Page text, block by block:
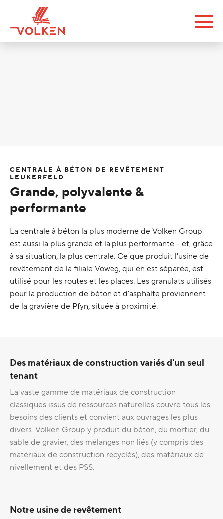
CENTRALE À BÉTON DE REVÊTEMENT
LEUKERFELD
Grande, polyvalente &
performante
La centrale à béton la plus moderne de Volken Group
est aussi la plus grande et la plus performante - et, grâce
à sa situation, la plus centrale. Ce que produit l'usine de
revêtement de la filiale Voweg, qui en est séparée, est
utilisé pour les routes et les places. Les granulats utilisés
pour la production de béton et d'asphalte proviennent
de la gravière de Pfyn, située à proximité.
Des matériaux de construction variés d'un seul
tenant
La vaste gamme de matériaux de construction
classiques issus de ressources naturelles couvre tous les
besoins des clients et convient aux ouvrages les plus
divers. Volken Group y produit du béton, du mortier, du
sable de gravier, des mélanges non liés (y compris des
matériaux de construction recyclés), des matériaux de
nivellement et des PSS.
Notre usine de revêtement